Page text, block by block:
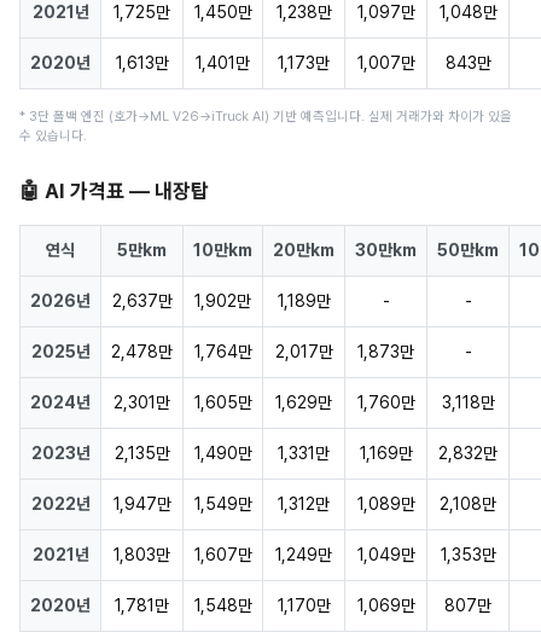
2021년 1,725만 1,450만 1,238만 1,097만 1,048만
2020년 1,613만 1,401만 1,173만 1,007만 843만
* 3단 폴백 엔진 (호가→ML V26→iTruck AI) 기반 예측입니다. 실제 거래가와 차이가 있을
수 있습니다.
🤖 AI 가격표 — 내장탑
연식 5만km 10만km 20만km 30만km 50만km
2026년 2,637만 1,902만 1,189만 - -
2025년 2,478만 1,764만 2,017만 1,873만 -
2024년 2,301만 1,605만 1,629만 1,760만 3,118만
2023년 2,135만 1,490만 1,331만 1,169만 2,832만
2022년 1,947만 1,549만 1,312만 1,089만 2,108만
2021년 1,803만 1,607만 1,249만 1,049만 1,353만
2020년 1,781만 1,548만 1,170만 1,069만 807만